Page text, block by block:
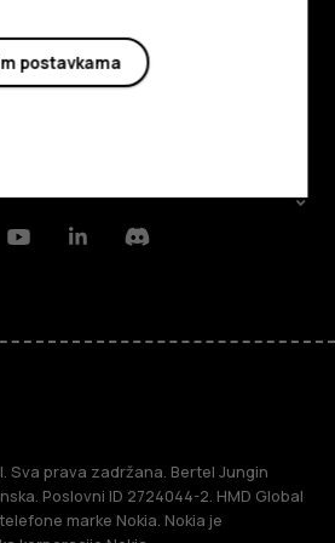
YoutubeLinkedinDiscord
Sva prava zadržana. Bertel Jungin
Poslovni ID 2724044-2. HMD Global
marke Nokia. Nokia je
postavkama